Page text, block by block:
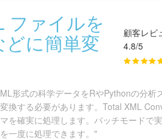
ファイルを
どに簡単変
顧客レビ
4.8/5
形式の科学データをRやPythonの分析
換する必要があります。Total XML
を確実に処理します。バッチモードで
一度に処理できます。"